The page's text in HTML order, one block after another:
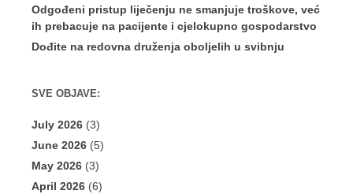
Odgođeni pristup liječenju ne smanjuje troškove, već
ih prebacuje na pacijente i cjelokupno gospodarstvo
Dođite na redovna druženja oboljelih u svibnju
SVE OBJAVE:
July 2026 (3)
June 2026 (5)
May 2026 (3)
April 2026 (6)